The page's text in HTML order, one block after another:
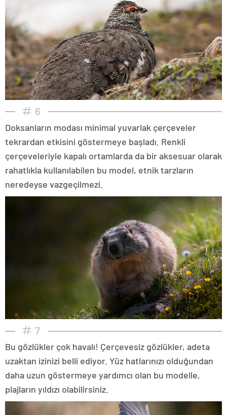
6
Doksanların modası minimal yuvarlak çerçeveler
tekrardan etkisini göstermeye başladı. Renkli
çerçeveleriyle kapalı ortamlarda da bir aksesuar olarak
rahatlıkla kullanılabilen bu model, etnik tarzların
neredeyse vazgeçilmezi.
7
Bu gözlükler çok havalı! Çerçevesiz gözlükler, adeta
uzaktan izinizi belli ediyor. Yüz hatlarınızı olduğundan
daha uzun göstermeye yardımcı olan bu modelle,
plajların yıldızı olabilirsiniz.